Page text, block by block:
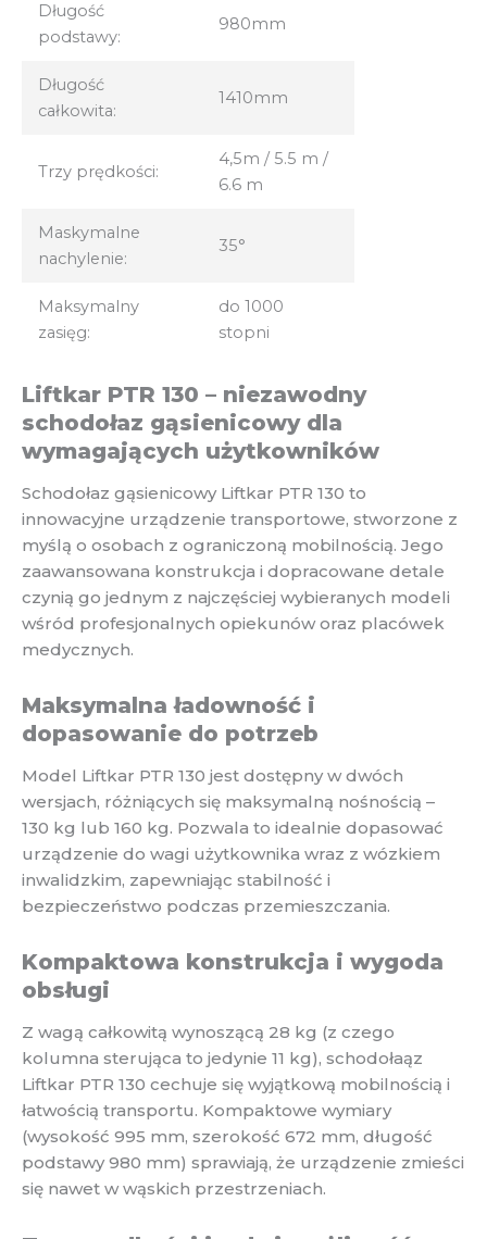
Długość
podstawy:
980mm
Długość
całkowita:
1410mm
Trzy prędkości:
4,5m / 5.5 m /
6.6 m
Maskymalne
nachylenie:
35°
Maksymalny
zasięg:
do 1000
stopni
Liftkar PTR 130 – niezawodny
schodołaz gąsienicowy dla
wymagających użytkowników
Schodołaz gąsienicowy Liftkar PTR 130 to
innowacyjne urządzenie transportowe, stworzone z
myślą o osobach z ograniczoną mobilnością. Jego
zaawansowana konstrukcja i dopracowane detale
czynią go jednym z najczęściej wybieranych modeli
wśród profesjonalnych opiekunów oraz placówek
medycznych.
Maksymalna ładowność i
dopasowanie do potrzeb
Model Liftkar PTR 130 jest dostępny w dwóch
wersjach, różniących się maksymalną nośnością –
130 kg lub 160 kg. Pozwala to idealnie dopasować
urządzenie do wagi użytkownika wraz z wózkiem
inwalidzkim, zapewniając stabilność i
bezpieczeństwo podczas przemieszczania.
Kompaktowa konstrukcja i wygoda
obsługi
Z wagą całkowitą wynoszącą 28 kg (z czego
kolumna sterująca to jedynie 11 kg), schodołaąz
Liftkar PTR 130 cechuje się wyjątkową mobilnością i
łatwością transportu. Kompaktowe wymiary
(wysokość 995 mm, szerokość 672 mm, długość
podstawy 980 mm) sprawiają, że urządzenie zmieści
się nawet w wąskich przestrzeniach.